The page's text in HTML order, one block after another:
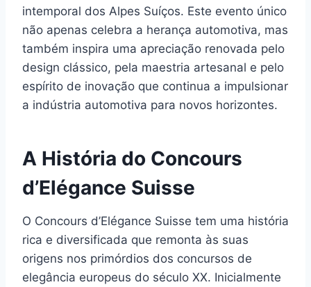
intemporal dos Alpes Suíços. Este evento único
não apenas celebra a herança automotiva, mas
também inspira uma apreciação renovada pelo
design clássico, pela maestria artesanal e pelo
espírito de inovação que continua a impulsionar
a indústria automotiva para novos horizontes.
A História do Concours
d’Elégance Suisse
O Concours d’Elégance Suisse tem uma história
rica e diversificada que remonta às suas
origens nos primórdios dos concursos de
elegância europeus do século XX. Inicialmente